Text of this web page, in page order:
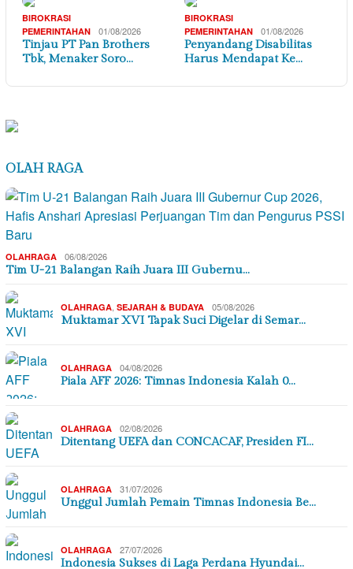
BIROKRASI
PEMERINTAHAN
01/08/2026
Tinjau PT Pan Brothers
Tbk, Menaker Soro…
BIROKRASI
PEMERINTAHAN
01/08/2026
Penyandang Disabilitas
Harus Mendapat Ke…
OLAH RAGA
OLAHRAGA 06/08/2026
Tim U-21 Balangan Raih Juara III Gubernu…
OLAHRAGA SEJARAH & BUDAYA 05/08/2026
Muktamar XVI Tapak Suci Digelar di Semar…
OLAHRAGA 04/08/2026
Piala AFF 2026: Timnas Indonesia Kalah 0…
OLAHRAGA 02/08/2026
Ditentang UEFA dan CONCACAF, Presiden FI…
OLAHRAGA 31/07/2026
Unggul Jumlah Pemain Timnas Indonesia Be…
OLAHRAGA 27/07/2026
Indonesia Sukses di Laga Perdana Hyundai…